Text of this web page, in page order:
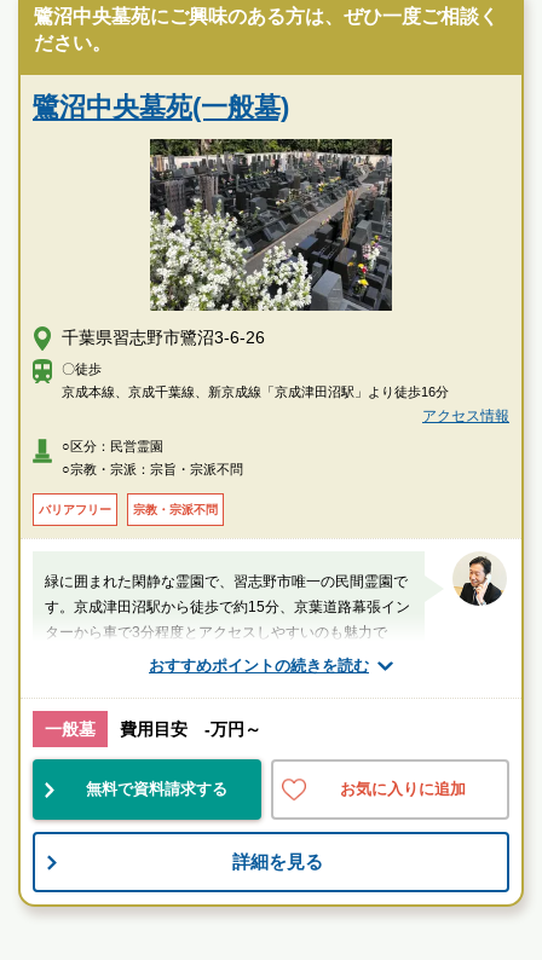
鷺沼中央墓苑にご興味のある方は、ぜひ一度ご相談く
ださい。
鷺沼中央墓苑(一般墓)
千葉県習志野市鷺沼3-6-26
〇徒歩
京成本線、京成千葉線、新京成線「京成津田沼駅」より徒歩16分
アクセス情報
○区分：民営霊園
○宗教・宗派：宗旨・宗派不問
バリアフリー 宗教・宗派不問
おすすめポイントの続きを読む
緑に囲まれた閑静な霊園で、習志野市唯一の民間霊園で
す。京成津田沼駅から徒歩で約15分、京葉道路幕張イン
ターから車で3分程度とアクセスしやすいのも魅力で
山口（業界歴20年以上）
千葉県 習志野市 京成津田沼駅
民営 自然豊 宗教不問
お墓のことなら何でもご相談ください
現地を見学して実際の雰囲気をお確かめください
一般墓 費用目安 -万円～
無料で資料請求する お気に入りに追加
詳細を見る